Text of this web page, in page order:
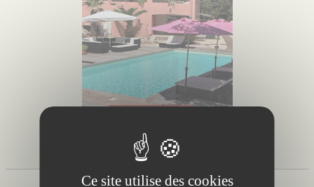
1 résultats
Ce site utilise des cookies